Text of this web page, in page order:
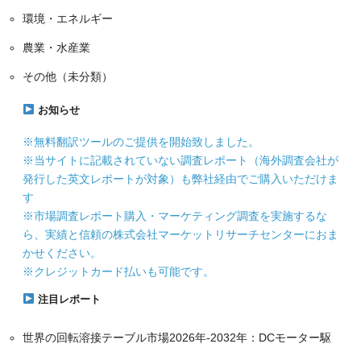
環境・エネルギー
農業・水産業
その他（未分類）
お知らせ
※無料翻訳ツールのご提供を開始致しました。
※当サイトに記載されていない調査レポート（海外調査会社が
発行した英文レポートが対象）も弊社経由でご購入いただけま
す
※市場調査レポート購入・マーケティング調査を実施するな
ら、実績と信頼の株式会社マーケットリサーチセンターにおま
かせください。
※クレジットカード払いも可能です。
注目レポート
世界の回転溶接テーブル市場2026年-2032年：DCモーター駆